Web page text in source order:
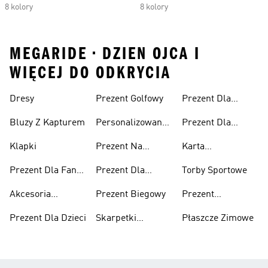
8 kolory
8 kolory
MEGARIDE • DZIEN OJCA I
WIĘCEJ DO ODKRYCIA
Dresy
Bluzy Z Kapturem
Klapki
Prezent Dla Fana
Akcesoria
Prezent Dla Dzieci
Prezent Golfowy
Personalizowane
Prezent Na
Prezent Dla
Prezent Biegowy
Skarpetki
Prezent Dla
Prezent Dla
Karta
adidas
Torby Sportowe
Prezent
Płaszcze Zimowe